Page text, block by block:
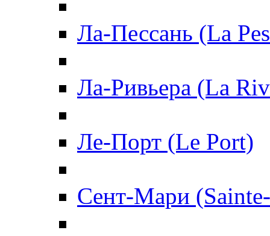
Ла-Пессань (La
Ла-Ривьера (La
Ле-Порт (Le Port)
Сент-Мари